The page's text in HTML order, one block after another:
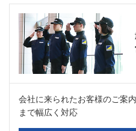
会社に来られたお客様のご案
まで幅広く対応